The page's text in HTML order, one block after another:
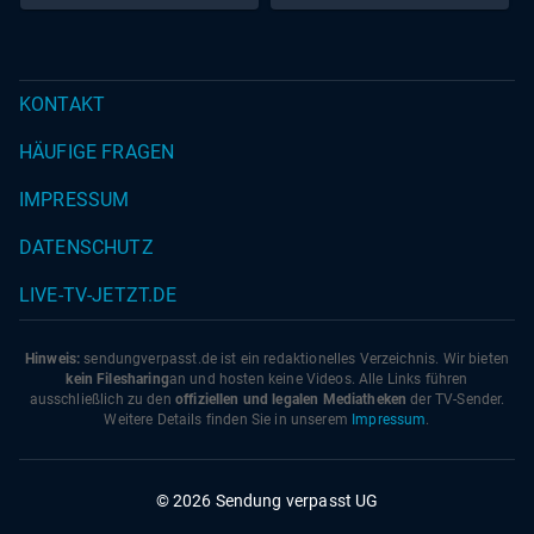
KONTAKT
HÄUFIGE FRAGEN
IMPRESSUM
DATENSCHUTZ
LIVE-TV-JETZT.DE
Hinweis: sendungverpasst.de ist ein redaktionelles Verzeichnis. Wir bieten
kein Filesharingan und hosten keine Videos. Alle Links führen
ausschließlich zu den offiziellen und legalen Mediatheken der TV-Sender.
Weitere Details finden Sie in unserem Impressum.
© 2026 Sendung verpasst UG